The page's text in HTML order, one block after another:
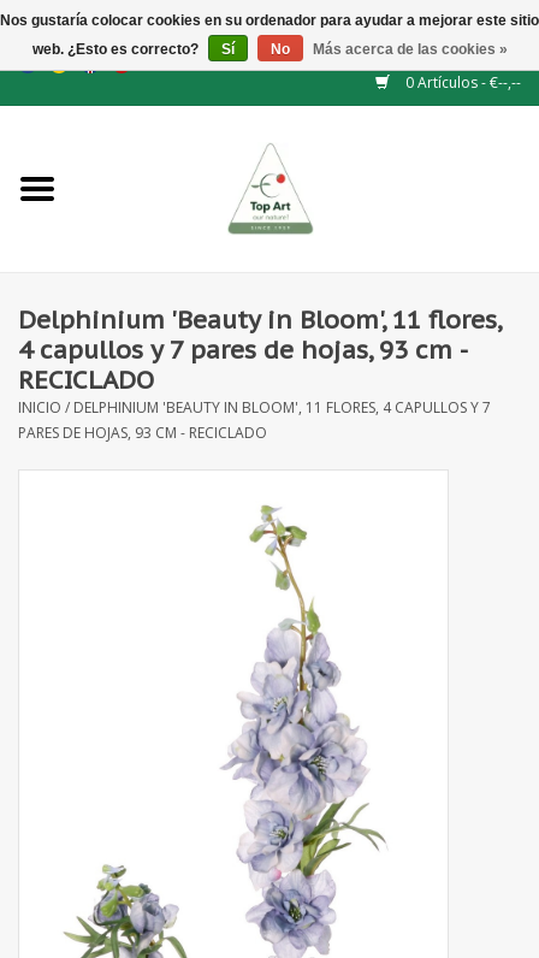
GBP/CHF /BGN/
0 Artículos - €--,--
NUEVO
Flores artificiales
plantas artificiales
Delphinium 'Beauty in Bloom', 11 flores,
4 capullos y 7 pares de hojas, 93 cm -
RECICLADO
INICIO / DELPHINIUM 'BEAUTY IN BLOOM', 11 FLORES, 4 CAPULLOS Y 7
PARES DE HOJAS, 93 CM - RECICLADO
Nos gustaría colocar cookies en su ordenador para ayudar a mejorar este sitio
web. ¿Esto es correcto?
Sí No Más acerca de las cookies »